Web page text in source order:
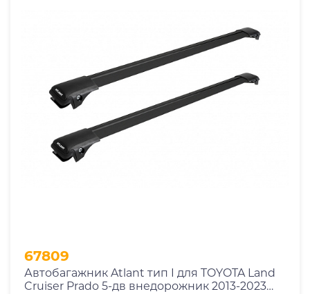
67809
Автобагажник Atlant тип I для TOYOTA Land
Cruiser Prado 5-дв внедорожник 2013-2023